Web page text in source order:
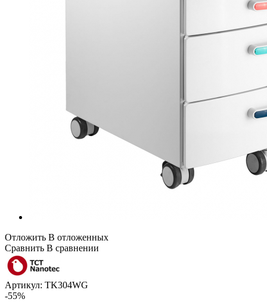
Отложить В отложенных
Сравнить В сравнении
Артикул: TK304WG
-55%